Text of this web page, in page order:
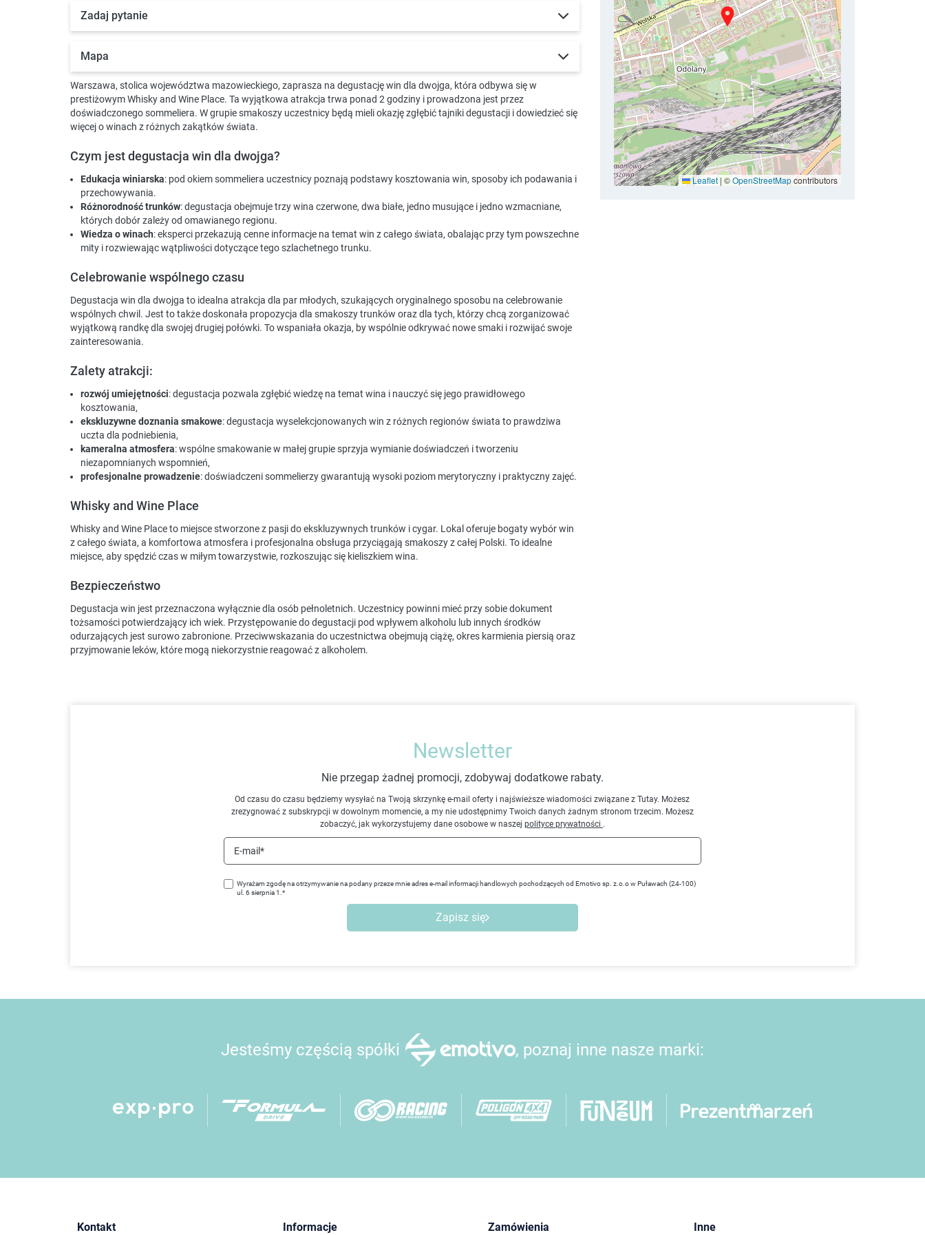
Leaflet | ©OpenStreetMapcontributors
Zadaj pytanie
Mapa
Warszawa, stolica województwa mazowieckiego, zaprasza na degustację win dla dwojga, która odbywa się w
prestiżowym Whisky and Wine Place. Ta wyjątkowa atrakcja trwa ponad 2 godziny i prowadzona jest przez
doświadczonego sommeliera. W grupie smakoszy uczestnicy będą mieli okazję zgłębić tajniki degustacji i dowiedzieć się
więcej o winach z różnych zakątków świata.
Czym jest degustacja win dla dwojga?
Edukacja winiarska: pod okiem sommeliera uczestnicy poznają podstawy kosztowania win, sposoby ich podawania i
przechowywania.
Różnorodność trunków: degustacja obejmuje trzy wina czerwone, dwa białe, jedno musujące i jedno wzmacniane,
których dobór zależy od omawianego regionu.
Wiedza o winach: eksperci przekazują cenne informacje na temat win z całego świata, obalając przy tym powszechne
mity i rozwiewając wątpliwości dotyczące tego szlachetnego trunku.
Celebrowanie wspólnego czasu
Degustacja win dla dwojga to idealna atrakcja dla par młodych, szukających oryginalnego sposobu na celebrowanie
wspólnych chwil. Jest to także doskonała propozycja dla smakoszy trunków oraz dla tych, którzy chcą zorganizować
wyjątkową randkę dla swojej drugiej połówki. To wspaniała okazja, by wspólnie odkrywać nowe smaki i rozwijać swoje
zainteresowania.
Zalety atrakcji:
rozwój umiejętności: degustacja pozwala zgłębić wiedzę na temat wina i nauczyć się jego prawidłowego
kosztowania,
ekskluzywne doznania smakowe: degustacja wyselekcjonowanych win z różnych regionów świata to prawdziwa
uczta dla podniebienia,
kameralna atmosfera: wspólne smakowanie w małej grupie sprzyja wymianie doświadczeń i tworzeniu
niezapomnianych wspomnień,
profesjonalne prowadzenie: doświadczeni sommelierzy gwarantują wysoki poziom merytoryczny i praktyczny zajęć.
Whisky and Wine Place
Whisky and Wine Place to miejsce stworzone z pasji do ekskluzywnych trunków i cygar. Lokal oferuje bogaty wybór win
z całego świata, a komfortowa atmosfera i profesjonalna obsługa przyciągają smakoszy z całej Polski. To idealne
miejsce, aby spędzić czas w miłym towarzystwie, rozkoszując się kieliszkiem wina.
Bezpieczeństwo
Degustacja win jest przeznaczona wyłącznie dla osób pełnoletnich. Uczestnicy powinni mieć przy sobie dokument
tożsamości potwierdzający ich wiek. Przystępowanie do degustacji pod wpływem alkoholu lub innych środków
odurzających jest surowo zabronione. Przeciwwskazania do uczestnictwa obejmują ciążę, okres karmienia piersią oraz
przyjmowanie leków, które mogą niekorzystnie reagować z alkoholem.
Newsletter
Nie przegap żadnej promocji, zdobywaj dodatkowe rabaty.
Od czasu do czasu będziemy wysyłać na Twoją skrzynkę e-mail oferty i najświeższe wiadomości związane z Tutay. Możesz
zrezygnować z subskrypcji w dowolnym momencie, a my nie udostępnimy Twoich danych żadnym stronom trzecim. Możesz
zobaczyć, jak wykorzystujemy dane osobowe w naszej polityce prywatności .
E-mail*
Wyrażam zgodę na otrzymywanie na podany przeze mnie adres e-mail informacji handlowych pochodzących od Emotivo sp. z.o.o w Puławach (24-100)
ul. 6 sierpnia 1.*
Zapisz się
Jesteśmy częścią spółki , poznaj inne nasze marki:
Kontakt Informacje Zamówienia Inne